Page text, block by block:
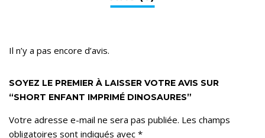
Il n’y a pas encore d’avis.
SOYEZ LE PREMIER À LAISSER VOTRE AVIS SUR
“SHORT ENFANT IMPRIMÉ DINOSAURES”
Votre adresse e-mail ne sera pas publiée. Les champs
obligatoires sont indiqués avec *